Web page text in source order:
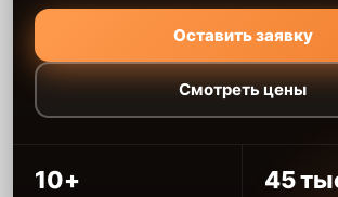
Оставить заявку
Смотреть цены
10+ 45